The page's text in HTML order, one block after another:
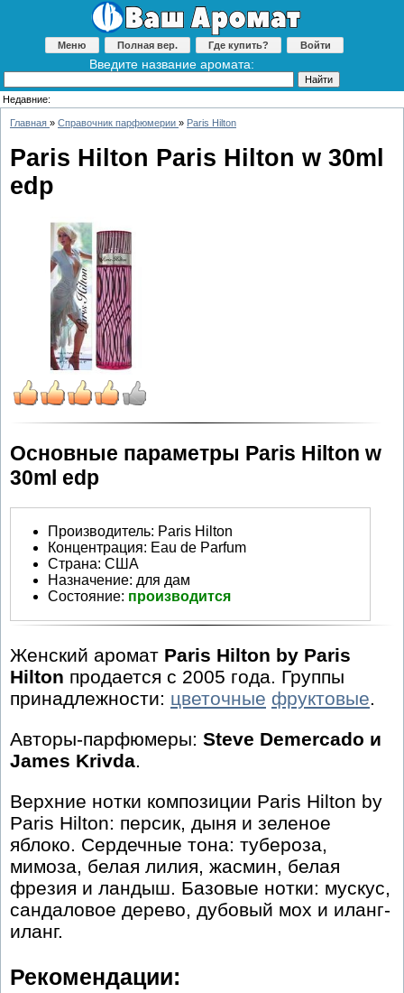
Меню Полная вер. Где купить? Войти
Введите название аромата:
Недавние:
Главная » Справочник парфюмерии » Paris Hilton
Paris Hilton Paris Hilton w 30ml
edp
Основные параметры Paris Hilton w
30ml edp
Производитель: Paris Hilton
Концентрация: Eau de Parfum
Страна: США
Назначение: для дам
Состояние: производится
Женский аромат Paris Hilton by Paris
Hilton продается с 2005 года. Группы
принадлежности: цветочные фруктовые.
Авторы-парфюмеры: Steve Demercado и
James Krivda.
Верхние нотки композиции Paris Hilton by
Paris Hilton: персик, дыня и зеленое
яблоко. Сердечные тона: тубероза,
мимоза, белая лилия, жасмин, белая
фрезия и ландыш. Базовые нотки: мускус,
сандаловое дерево, дубовый мох и иланг-
иланг.
Рекомендации: